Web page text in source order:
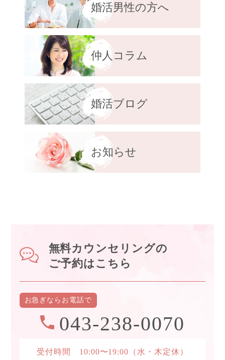
婚活男性の方へ
仲人コラム
婚活ブログ
お知らせ
無料カウンセリングの
ご予約はこちら
お急ぎなら お電話で
043-238-0070
受付時間 10:00〜19:00 （水・木定休）